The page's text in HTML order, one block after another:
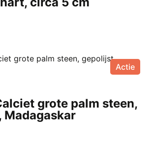
Actie
grote palm steen,
Madagaskar